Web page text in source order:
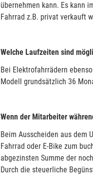
übernehmen kann. Es kann
Fahrrad z.B. privat verkauft
Welche Laufzeiten sind
Bei Elektrofahrrädern
Modell grundsätzlich 36
Wenn der Mitarbeiter
Beim Ausscheiden aus dem
Fahrrad oder E-Bike zum
abgezinsten Summe der
Durch die steuerliche